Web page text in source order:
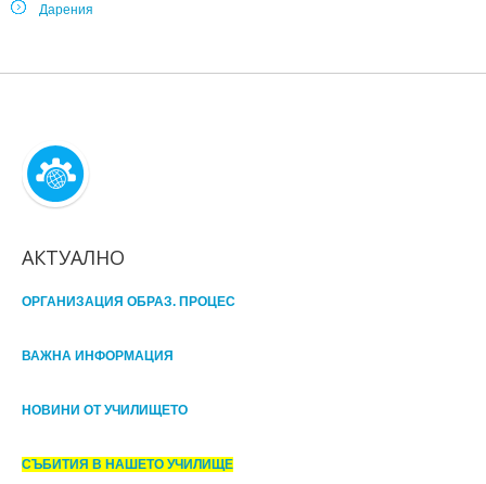
Дарения
АКТУАЛНО
ОРГАНИЗАЦИЯ ОБРАЗ. ПРОЦЕС
ВАЖНА ИНФОРМАЦИЯ
НОВИНИ ОТ УЧИЛИЩЕТО
СЪБИТИЯ В НАШЕТО УЧИЛИЩЕ